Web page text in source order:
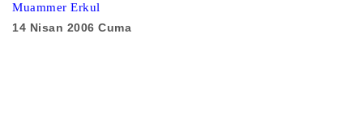
Muammer Erkul
14 Nisan 2006 Cuma